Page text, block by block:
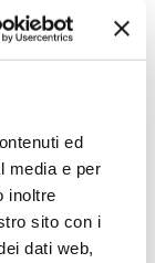
ed
media e per
inoltre
sito con i
dati web,